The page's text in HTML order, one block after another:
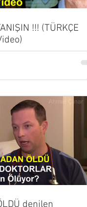
!!! (TÜRKÇE
denilen